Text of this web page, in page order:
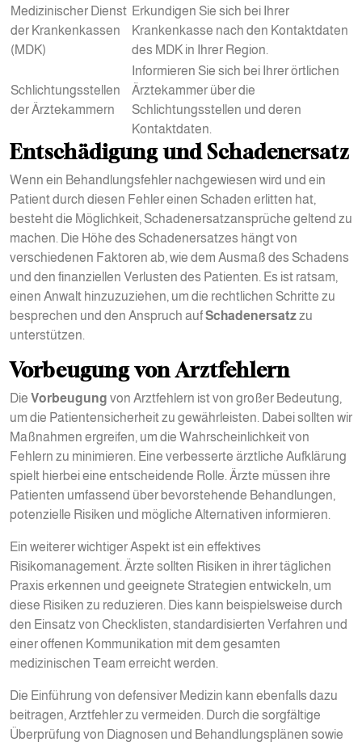
Medizinischer Dienst
der Krankenkassen
(MDK)
Erkundigen Sie sich bei Ihrer
Krankenkasse nach den Kontaktdaten
des MDK in Ihrer Region.
Schlichtungsstellen
der Ärztekammern
Informieren Sie sich bei Ihrer örtlichen
Ärztekammer über die
Schlichtungsstellen und deren
Kontaktdaten.
Entschädigung und Schadenersatz
Wenn ein Behandlungsfehler nachgewiesen wird und ein
Patient durch diesen Fehler einen Schaden erlitten hat,
besteht die Möglichkeit, Schadenersatzansprüche geltend zu
machen. Die Höhe des Schadenersatzes hängt von
verschiedenen Faktoren ab, wie dem Ausmaß des Schadens
und den finanziellen Verlusten des Patienten. Es ist ratsam,
einen Anwalt hinzuzuziehen, um die rechtlichen Schritte zu
besprechen und den Anspruch aufSchadenersatzzu
unterstützen.
Vorbeugung von Arztfehlern
Die Vorbeugung von Arztfehlern ist von großer Bedeutung,
um die Patientensicherheit zu gewährleisten. Dabei sollten wir
Maßnahmen ergreifen, um die Wahrscheinlichkeit von
Fehlern zu minimieren. Eine verbesserte ärztliche Aufklärung
spielt hierbei eine entscheidende Rolle. Ärzte müssen ihre
Patienten umfassend über bevorstehende Behandlungen,
potenzielle Risiken und mögliche Alternativen informieren.
Ein weiterer wichtiger Aspekt ist ein effektives
Risikomanagement. Ärzte sollten Risiken in ihrer täglichen
Praxis erkennen und geeignete Strategien entwickeln, um
diese Risiken zu reduzieren. Dies kann beispielsweise durch
den Einsatz von Checklisten, standardisierten Verfahren und
einer offenen Kommunikation mit dem gesamten
medizinischen Team erreicht werden.
Die Einführung von defensiver Medizin kann ebenfalls dazu
beitragen, Arztfehler zu vermeiden. Durch die sorgfältige
Überprüfung von Diagnosen und Behandlungsplänen sowie